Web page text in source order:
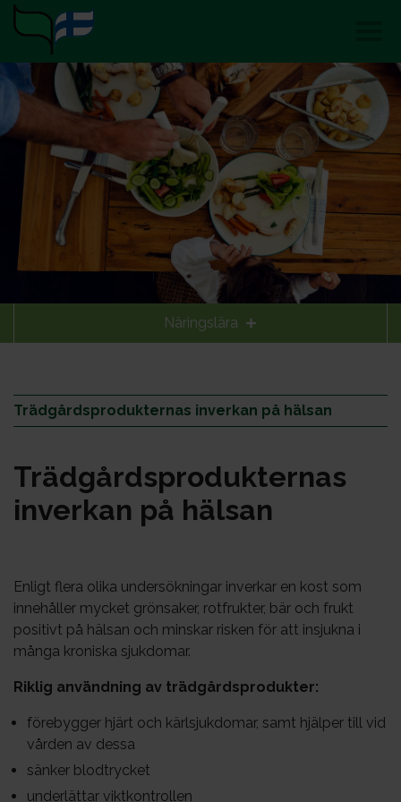
Näringslära
Trädgårdsprodukternas inverkan på hälsan
Träd­gårdsp­ro­duk­ter­nas
in­ver­kan på häl­san
Enligt flera olika undersökningar inverkar en kost som
innehåller mycket grönsaker, rotfrukter, bär och frukt
positivt på hälsan och minskar risken för att insjukna i
många kroniska sjukdomar.
Riklig användning av trädgårdsprodukter:
förebygger hjärt och kärlsjukdomar, samt hjälper till vid
vården av dessa
sänker blodtrycket
underlättar viktkontrollen